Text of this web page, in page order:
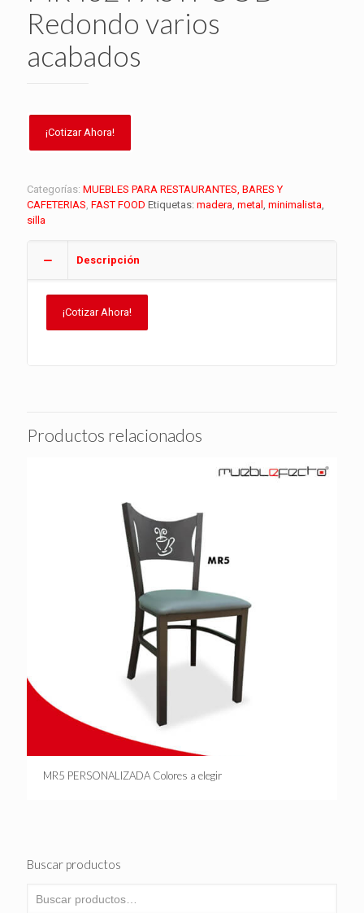
Redondo varios
acabados
Categorías: MUEBLES PARA RESTAURANTES, BARES Y
CAFETERIAS, FAST FOOD Etiquetas: madera, metal , minimalista,
silla
Descripción
¡Cotizar Ahora!
Productos relacionados
MR5 PERSONALIZADA Colores a elegir
Buscar productos